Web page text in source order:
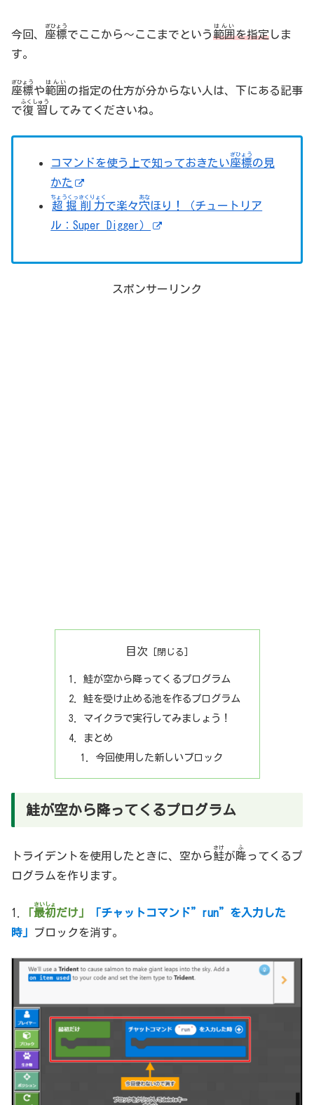
今回、 座標
ざひょう
でここから～ここまでという範囲
はんい
を指定しま
す。
座標
ざひょう
や範囲
はんい
の指定の仕方が分からない人は、下にある記事
で復習
ふくしゅう
してみてくださいね。
コマンドを使う上で知っておきたい座標
ざひょう
の見
かた
超掘削力
ちょうくっさくりょく
で楽々穴
あな
ほり！（チュートリア
ル：Super Digger）
スポンサーリンク
目次
鮭が空から降ってくるプログラム
鮭を受け止める池を作るプログラム
マイクラで実行してみましょう！
まとめ
今回使用した新しいブロック
鮭が空から降ってくるプログラム
トライデントを使用したときに、空から鮭
さけ
が降
ふ
ってくるプ
ログラムを作ります。
1. 「最初
さいしょ
だけ」
「チャットコマンド”run”を入力した
時」
ブロックを消す。